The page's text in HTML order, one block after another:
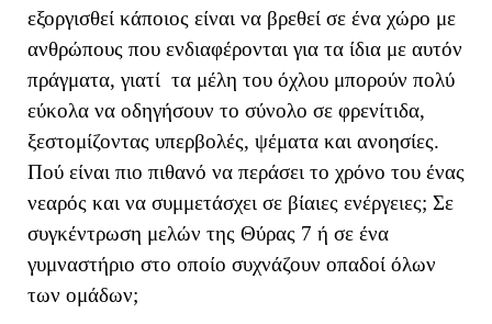
εξοργισθεί κάποιος είναι να βρεθεί σε ένα χώρο με
ανθρώπους που ενδιαφέρονται για τα ίδια με αυτόν
πράγματα, γιατί τα μέλη του όχλου μπορούν πολύ
εύκολα να οδηγήσουν το σύνολο σε φρενίτιδα,
ξεστομίζοντας υπερβολές, ψέματα και ανοησίες.
Πού είναι πιο πιθανό να περάσει το χρόνο του ένας
νεαρός και να συμμετάσχει σε βίαιες ενέργειες; Σε
συγκέντρωση μελών της Θύρας 7 ή σε ένα
γυμναστήριο στο οποίο συχνάζουν οπαδοί όλων
των ομάδων;